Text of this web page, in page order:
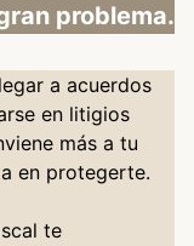
problema.
a acuerdos
en litigios
más a tu
en protegerte.
te